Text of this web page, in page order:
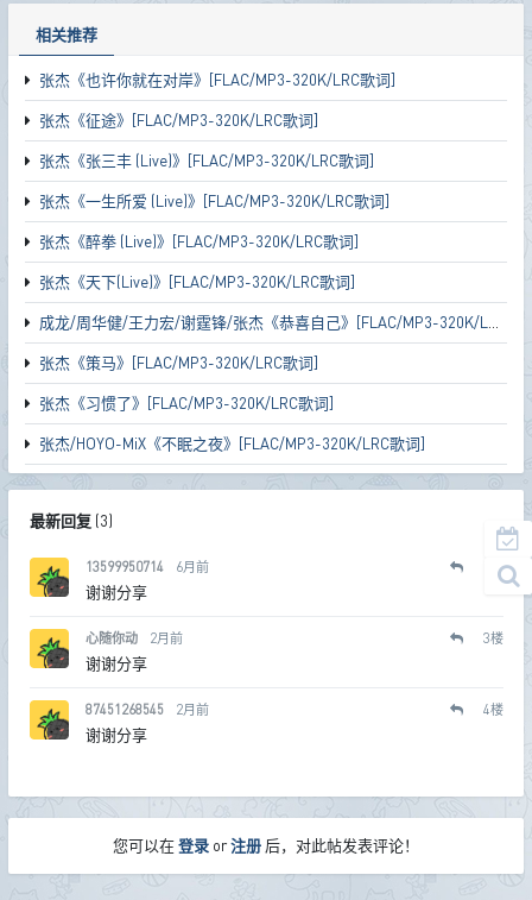
相关推荐
张杰《也许你就在对岸》[FLAC/MP3-320K/LRC歌词]
张杰《征途》[FLAC/MP3-320K/LRC歌词]
张杰《张三丰 (Live)》[FLAC/MP3-320K/LRC歌词]
张杰《一生所爱 (Live)》[FLAC/MP3-320K/LRC歌词]
张杰《醉拳 (Live)》[FLAC/MP3-320K/LRC歌词]
张杰《天下(Live)》[FLAC/MP3-320K/LRC歌词]
成龙/周华健/王力宏/谢霆锋/张杰《恭喜自己》[FLAC/MP3-320K/LRC歌词]
张杰《策马》[FLAC/MP3-320K/LRC歌词]
张杰《习惯了》[FLAC/MP3-320K/LRC歌词]
张杰/HOYO-MiX《不眠之夜》[FLAC/MP3-320K/LRC歌词]
最新回复(3)
13599950714 6月前 楼
谢谢分享
心随你动 2月前 3楼
谢谢分享
87451268545 2月前 4楼
谢谢分享
您可以在登录 or注册 后，对此帖发表评论！